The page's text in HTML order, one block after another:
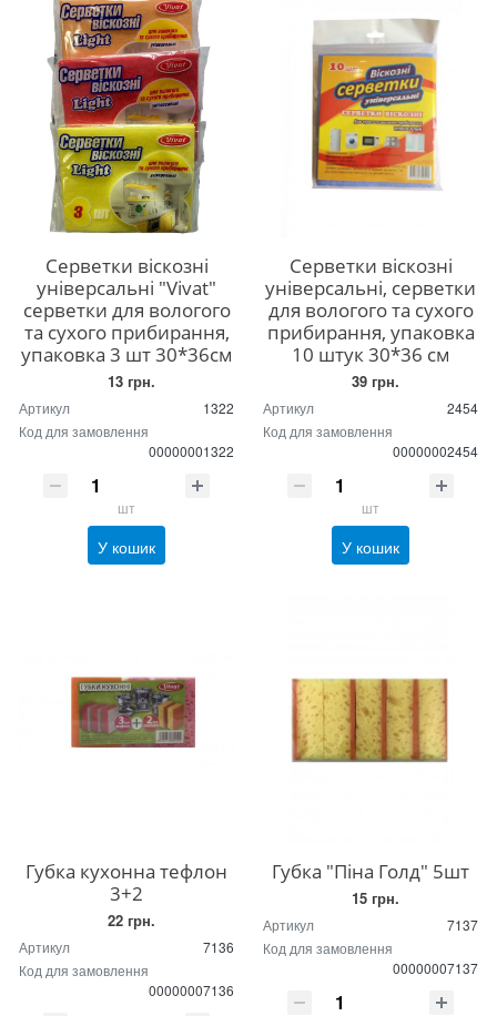
Серветки віскозні
універсальні "Vivat"
серветки для вологого
та сухого прибирання,
упаковка 3 шт 30*36см
13 грн.
Артикул
1322
Код для замовлення
00000001322
шт
У кошик
Серветки віскозні
універсальні, серветки
для вологого та сухого
прибирання, упаковка
10 штук 30*36 см
39 грн.
Артикул
2454
Код для замовлення
00000002454
шт
У кошик
Губка кухонна тефлон
3+2
22 грн.
Артикул
7136
Код для замовлення
00000007136
Губка "Піна Голд" 5шт
15 грн.
Артикул
7137
Код для замовлення
00000007137